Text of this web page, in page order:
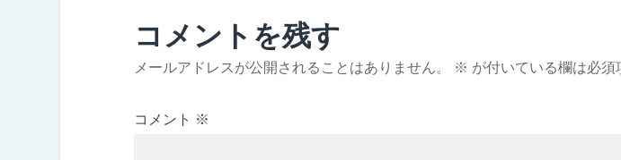
コメントを残す
メールアドレスが公開されることはありません。 ※ が付いている欄は必須
コメント ※